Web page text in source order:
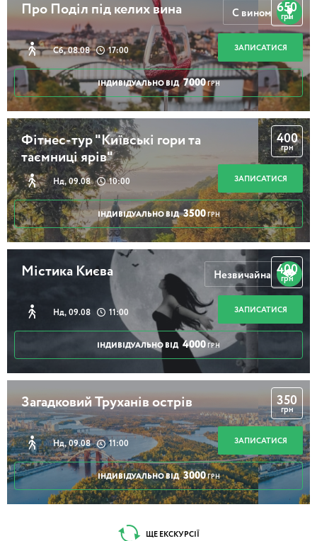
Про Поділ під келих вина
Сб, 08.08 17:00
650
грн
ЗАПИСАТИСЯ
ІНДИВІДУАЛЬНО ВІД 7000 ГРН
С вином
Фітнес-тур "Київські гори та
таємниці ярів"
Нд, 09.08 10:00
400
грн
ЗАПИСАТИСЯ
ІНДИВІДУАЛЬНО ВІД 3500 ГРН
Містика Києва
Нд, 09.08 11:00
400
грн
ЗАПИСАТИСЯ
ІНДИВІДУАЛЬНО ВІД 4000 ГРН
Незвичайна
Загадковий Труханів острів
Нд, 09.08 11:00
350
грн
ЗАПИСАТИСЯ
ІНДИВІДУАЛЬНО ВІД 3000 ГРН
ЩЕ ЕКСКУРСІЇ